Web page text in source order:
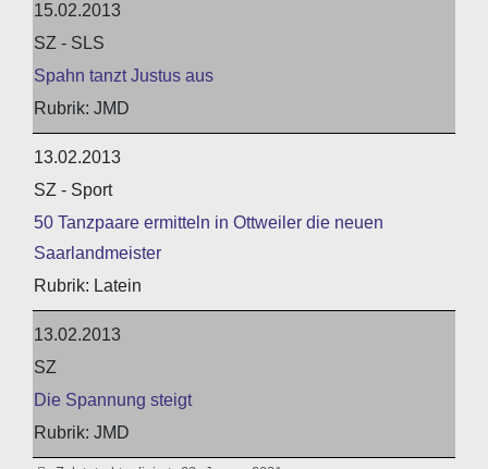
15.02.2013
SZ - SLS
Spahn tanzt Justus aus
JMD
13.02.2013
SZ - Sport
50 Tanzpaare ermitteln in Ottweiler die neuen
Saarlandmeister
Latein
13.02.2013
SZ
Die Spannung steigt
JMD